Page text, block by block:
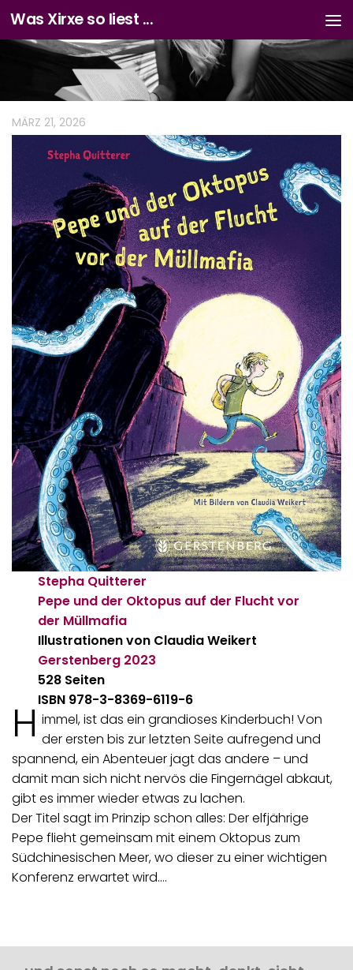
Zum Inhalt springen
Was Xirxe so liest ...
MÄRZ 21, 2026
Stepha Quitterer
Pepe und der Oktopus auf der Flucht vor
der Müllmafia
Illustrationen von Claudia Weikert
Gerstenberg 2023
528 Seiten
ISBN 978-3-8369-6119-6
H immel, ist das ein grandioses Kinderbuch! Von
der ersten bis zur letzten Seite aufregend und
spannend, ein Abenteuer jagt das andere – und
damit man sich nicht nervös die Fingernägel abkaut,
gibt es immer wieder etwas zu lachen.
Der Titel sagt im Prinzip schon alles: Der elfjährige
Pepe flieht gemeinsam mit einem Oktopus zum
Südchinesischen Meer, wo dieser zu einer wichtigen
Konferenz erwartet wird.…